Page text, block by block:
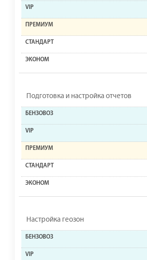
Подготовка и настройка отчетов
Настройка геозон